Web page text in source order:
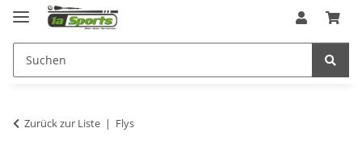
Zurück zur Liste Flys